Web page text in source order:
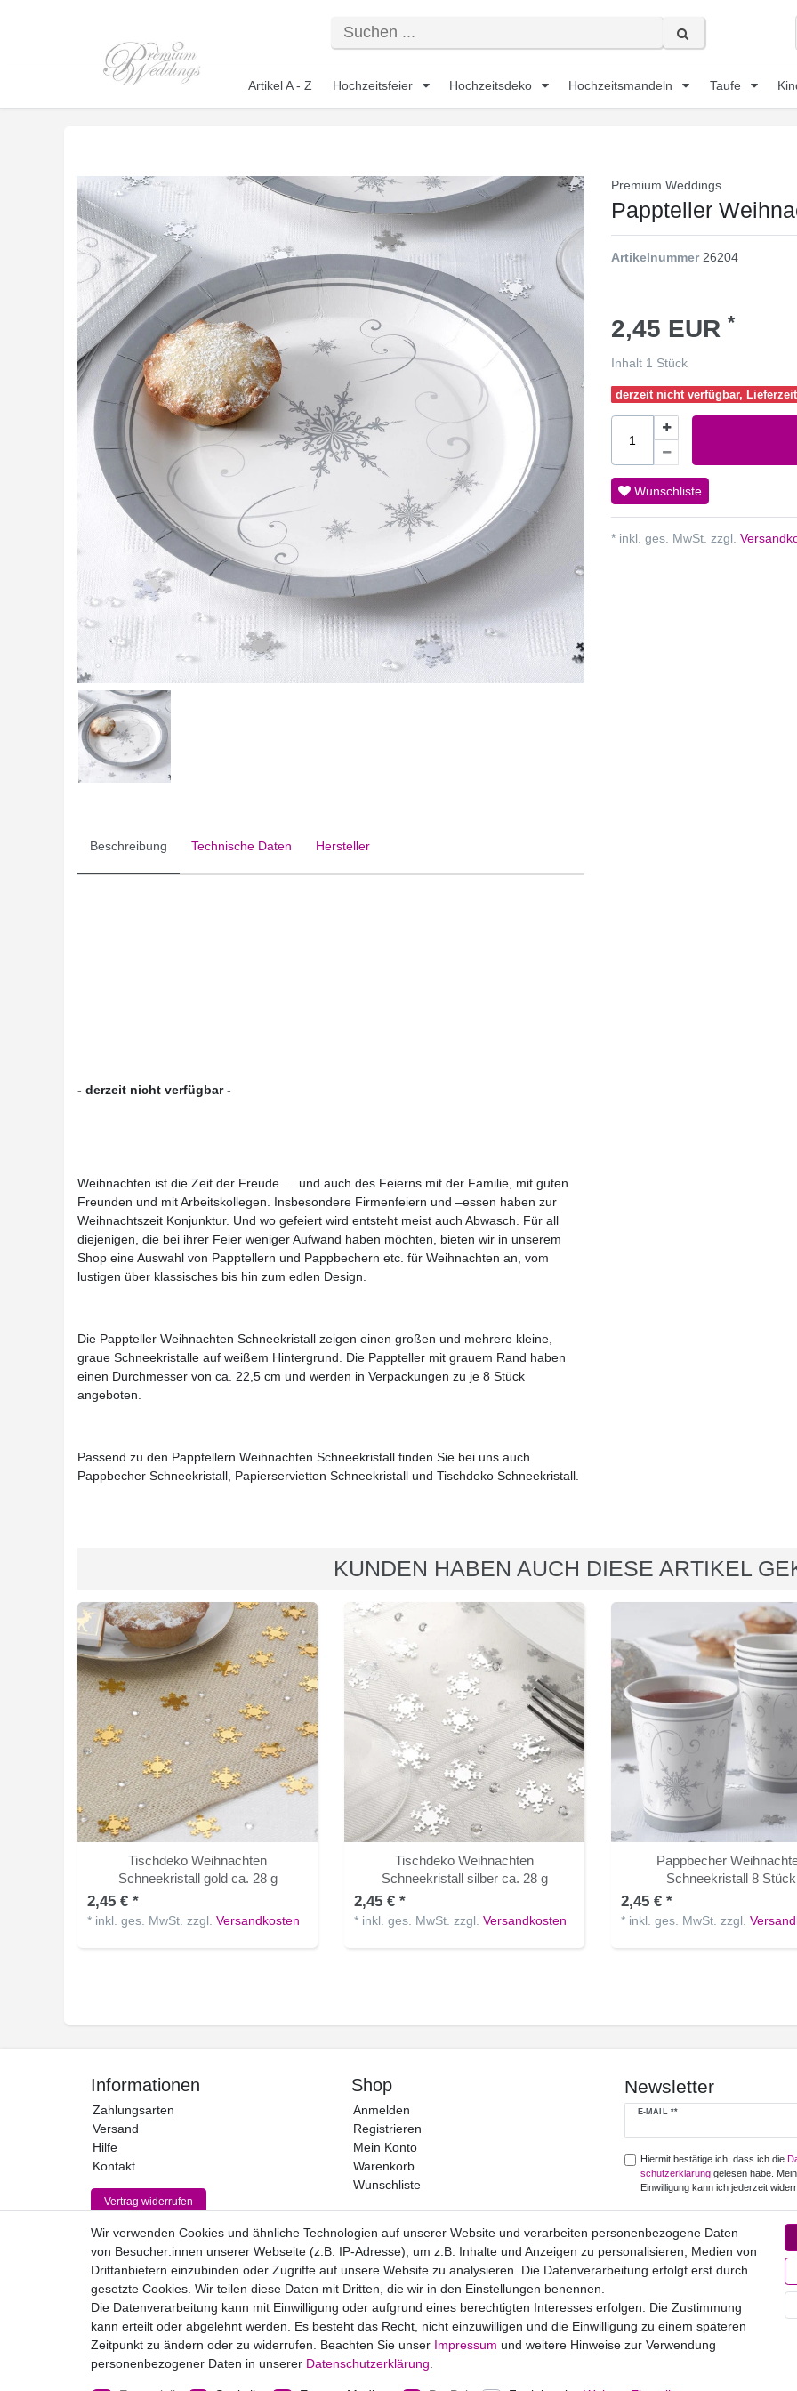
Artikel A - Z Hochzeitsfeier Hochzeitsdeko Hochzeitsmandeln Taufe
Beschreibung Technische Daten Hersteller
- derzeit nicht verfügbar -
Weihnachten ist die Zeit der Freude … und auch des Feierns mit der Familie, mit guten
Freunden und mit Arbeitskollegen. Insbesondere Firmenfeiern und –essen haben zur
Weihnachtszeit Konjunktur. Und wo gefeiert wird entsteht meist auch Abwasch. Für all
diejenigen, die bei ihrer Feier weniger Aufwand haben möchten, bieten wir in unserem
Shop eine Auswahl von Papptellern und Pappbechern etc. für Weihnachten an, vom
lustigen über klassisches bis hin zum edlen Design.
Die Pappteller Weihnachten Schneekristall zeigen einen großen und mehrere kleine,
graue Schneekristalle auf weißem Hintergrund. Die Pappteller mit grauem Rand haben
einen Durchmesser von ca. 22,5 cm und werden in Verpackungen zu je 8 Stück
angeboten.
Passend zu den Papptellern Weihnachten Schneekristall finden Sie bei uns auch
Pappbecher Schneekristall, Papierservietten Schneekristall und Tischdeko Schneekristall.
Premium Weddings
Pappteller
Artikelnummer 26204
2,45 EUR *
Inhalt 1 Stück
derzeit nicht verfügbar,
Wunschliste
* inkl. ges. MwSt. zzgl.
KUNDEN HABEN AUCH DIESE ARTIKEL
Tischdeko Weihnachten
Schneekristall gold ca. 28 g
2,45 € *
* inkl. ges. MwSt. zzgl.Versandkosten
Tischdeko Weihnachten
Schneekristall silber ca. 28 g
2,45 € *
* inkl. ges. MwSt. zzgl.Versandkosten
Pappbecher
Schneekristall 8 Stück
2,45 € *
* inkl. ges. MwSt. zzgl.
Informationen
Zahlungsarten
Versand
Hilfe
Kontakt
Vertrag widerrufen
Shop
Anmelden
Registrieren
Mein Konto
Warenkorb
Wunschliste
Newsletter
E-MAIL **
Newsletter
Hiermit bestätige ich, dass ich die
schutz­erklärunggelesen habe.
Einwilligung kann ich jederzeit
Abonnieren
** Hierbei handelt es sich um ein
Widerrufs­recht Impressum Daten­schutz­erklärung AGB Kontakt
Wir verwenden Cookies und ähnliche Technologien auf unserer Website und verarbeiten personenbezogene Daten
von Besucher:innen unserer Webseite (z.B. IP-Adresse), um z.B. Inhalte und Anzeigen zu personalisieren, Medien von
Drittanbietern einzubinden oder Zugriffe auf unsere Website zu analysieren. Die Datenverarbeitung erfolgt erst durch
gesetzte Cookies. Wir teilen diese Daten mit Dritten, die wir in den Einstellungen benennen.
Die Datenverarbeitung kann mit Einwilligung oder aufgrund eines berechtigten Interesses erfolgen. Die Zustimmung
kann erteilt oder abgelehnt werden. Es besteht das Recht, nicht einzuwilligen und die Einwilligung zu einem späteren
Zeitpunkt zu ändern oder zu widerrufen. Beachten Sie unser Impressum und weitere Hinweise zur Verwendung
personenbezogener Daten in unserer Daten­schutz­erklärung